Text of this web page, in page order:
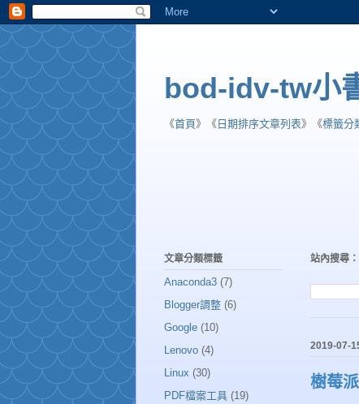
bod-idv-tw小
《首頁》《 日期排序文章列表》《標籤分
站內搜尋
2019-07-
樹莓
文章分類標籤
Anaconda3 (7)
Blogger調整 (6)
Google (10)
Lenovo (4)
Linux (30)
PDF檔案工具 (19)